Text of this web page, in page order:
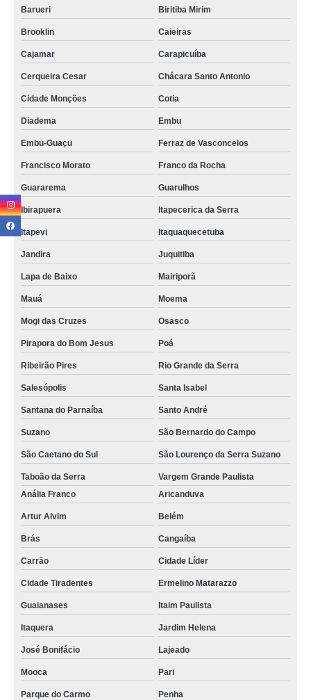
assistências de iphone Itapevi
assistências iphone Zona Oeste
contato de assistência técnica iphone autorizada Itaquera
assistência de iphone Cajamar
assistência técnica iphone autorizada telefone São Paulo
assistências técnicas em iphone Campo Limpo
onde tem assistência iphone Brooklin
assistência técnica iphone autorizada telefone São Miguel
contato de assistência iphone Marsilac
contato de assistência técnica iphone autorizada Embu
contato de assistência do iphone Tatuapé
assistência técnica em iphone Pari
onde tem assistência técnica iphone autorizada Francisco Morato
assistência técnica para iphone Agua Branca
onde tem assistência de iphone Cursino
contato de assistência técnica em iphone Cidade Dutra
assistência de iphone telefone Pedreira
assistências de iphone Campo Belo
contato de assistência do iphone Paulista
assistências técnicas iphone autorizada Jaguará
assistência técnica em iphone Itaim Bibi
assistência iphone Rio Grande da Serra
onde tem assistência técnica de iphone Vila Andrade
assistências técnicas de iphone Salesópolis
onde tem assistência do iphone Butantã
contato de assistência iphone Vila Jacuí
Barueri Biritiba Mirim
Brooklin Caieiras
Cajamar Carapicuíba
Cerqueira Cesar Chácara Santo Antonio
Cidade Monções Cotia
Diadema Embu
Embu-Guaçu Ferraz de Vasconcelos
Francisco Morato Franco da Rocha
Guararema Guarulhos
Ibirapuera Itapecerica da Serra
Itapevi Itaquaquecetuba
Jandira Juquitiba
Lapa de Baixo Mairiporã
Mauá Moema
Mogi das Cruzes Osasco
Pirapora do Bom Jesus Poá
Ribeirão Pires Rio Grande da Serra
Salesópolis Santa Isabel
Santana do Parnaíba Santo André
Suzano São Bernardo do Campo
São Caetano do Sul São Lourenço da Serra Suzano
Taboão da Serra
Vargem Grande Paulista
Anália Franco
Aricanduva
Artur Alvim Belém
Brás Cangaíba
Carrão Cidade Líder
Cidade Tiradentes Ermelino Matarazzo
Guaianases Itaim Paulista
Itaquera Jardim Helena
José Bonifácio Lajeado
Mooca Pari
Parque do Carmo Penha